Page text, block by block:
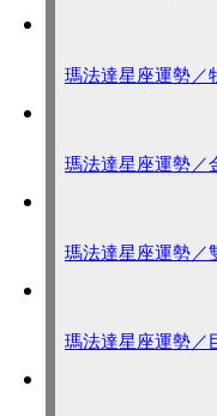
瑪法達星座運勢
瑪法達星座運勢
瑪法達星座運勢
瑪法達星座運勢